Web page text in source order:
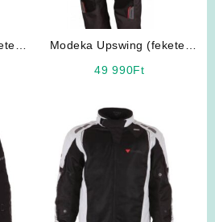
Modeka Upswing (fekete)
49 990Ft